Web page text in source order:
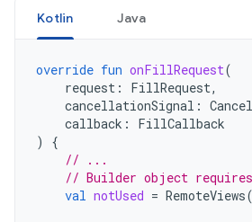
Kotlin Java
override fun onFillRequest(
request : FillRequest,
cancellationSignal :
callback :
FillCallback
)
{
// ...
// Builder object
val notUsed = RemoteViews(